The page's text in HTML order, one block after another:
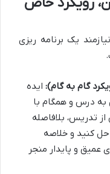
یک برنامه ریزی
گام به گام): ایده
درس و همگام با
تدریس، بلافاصله
حل کنید و خلاصه
عمیق و پایدار منجر